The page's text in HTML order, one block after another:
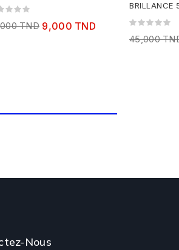
TND 9,000 TND
grasse 50
45,000
Nous